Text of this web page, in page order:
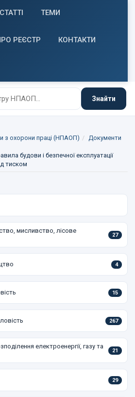
СТАТТІ ТЕМИ
РЕЄСТР КОНТАКТИ
Знайти
з охорони праці (НПАОП)
Документи
будови і безпечної експлуатації
тиском
мисливство, лісове
27
4
15
267
електроенергії, газу та
21
29